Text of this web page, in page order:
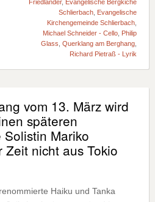
Friedlander, Evangelische Bergkiche
Schlierbach Evangelische
Kirchengemeinde Schlierbach
Michael Schneider - Cello Philip
Glass Querklang am Berghang
Richard Pietraß - Lyrik
vom 13. März wird
späteren
Mariko
Zeit nicht aus Tokio
Haiku und Tanka